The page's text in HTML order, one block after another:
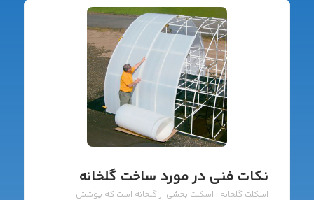
نکات فنی در مورد ساخت گلخانه
اسکلت گلخانه : اسکلت بخشی از گلخانه است که پوشش